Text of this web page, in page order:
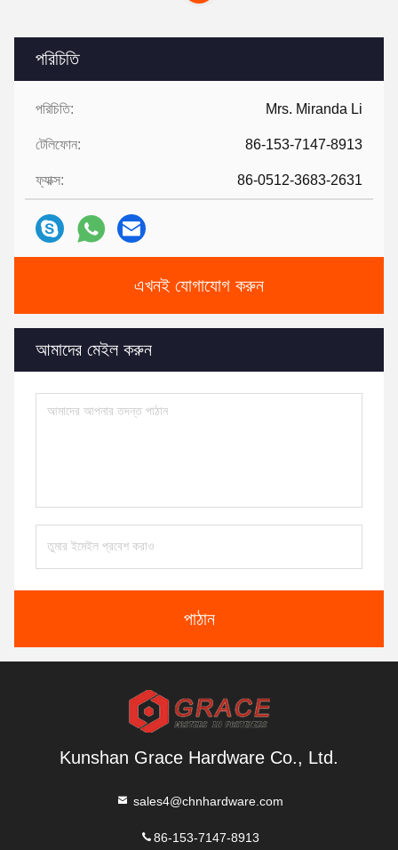
পরিচিতি
পরিচিতি: Mrs. Miranda Li
টেলিফোন: 86-153-7147-8913
ফ্যাক্স: 86-0512-3683-2631
এখনই যোগাযোগ করুন
আমাদের মেইল ​​করুন
পাঠান
Kunshan Grace Hardware Co., Ltd.
sales4@chnhardware.com
86-153-7147-8913